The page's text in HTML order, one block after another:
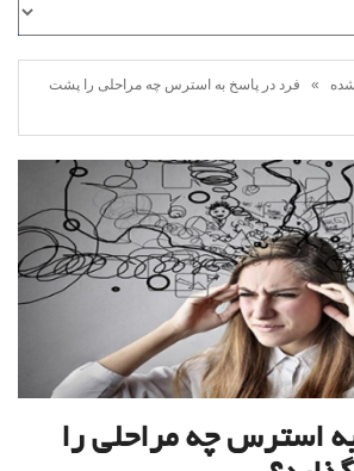
» فرد در پاسخ به استرس چه مراحلی را پشت
استرس چه مراحلی را